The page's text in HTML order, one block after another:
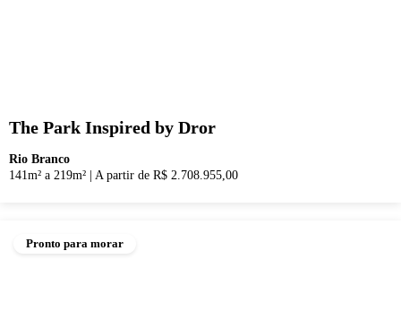
The Park Inspired by Dror
Rio Branco
141m² a 219m²
A partir de R$ 2.708.955,00
Pronto para morar